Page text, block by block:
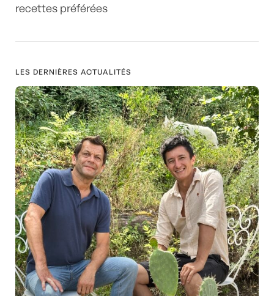
recettes préférées
LES DERNIÈRES ACTUALITÉS